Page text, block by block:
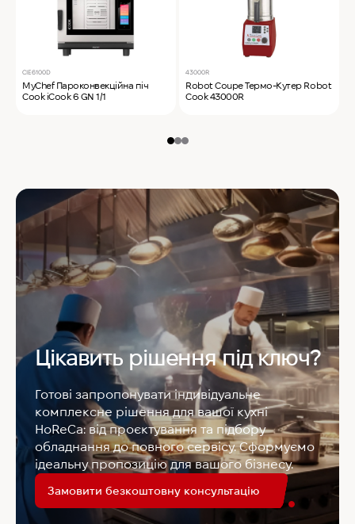
CIE6100D
MyChef Пароконвекційна піч
Cook iCook 6 GN 1/1
43000R
Robot Coupe Термо-Кутер Robot
Cook 43000R
Цікавить рішення під ключ?
Готові запропонувати індивідуальне
комплексне рішення для вашої кухні
HoReCa: від проєктування та підбору
обладнання до повного сервісу. Сформуємо
ідеальну пропозицію для вашого бізнесу.
Замовити безкоштовну консультацію